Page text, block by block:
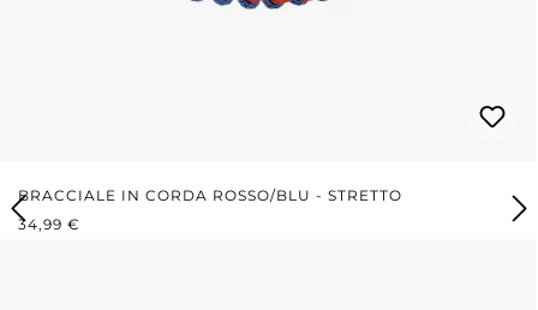
BRACCIALE IN CORDA ROSSO/BLU - STRETTO
PREZZO NORMALE:
34,99 €